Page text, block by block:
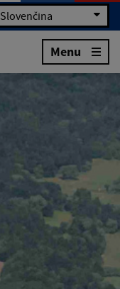
Slovenčina
Menu